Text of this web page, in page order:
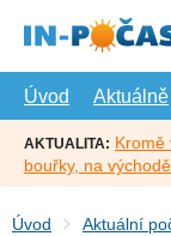
hlavní
Úvod
Aktuálně
AKTUALITA: Kromě
bouřky, na
Úvod Aktuální